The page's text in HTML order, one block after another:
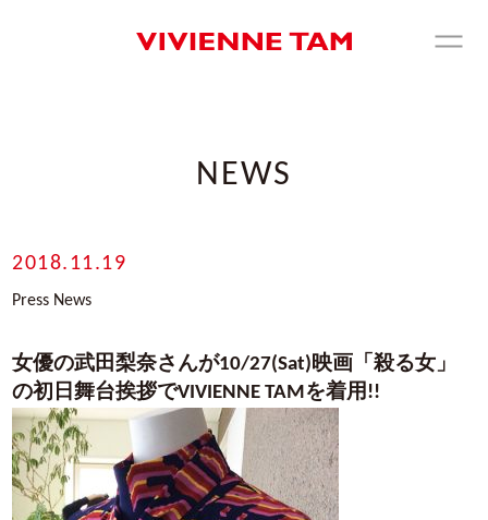
NEWS
2018.11.19
Press News
女優の武田梨奈さんが10/27(Sat)映画「殺る女」
の初日舞台挨拶でVIVIENNE TAMを着用!!